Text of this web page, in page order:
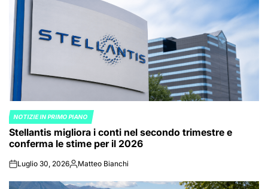
POSTED
IN
NOTIZIE IN PRIMO PIANO
Stellantis migliora i conti nel secondo trimestre e
conferma le stime per il 2026
onLuglio 30, 2026Posted
Matteo Bianchi